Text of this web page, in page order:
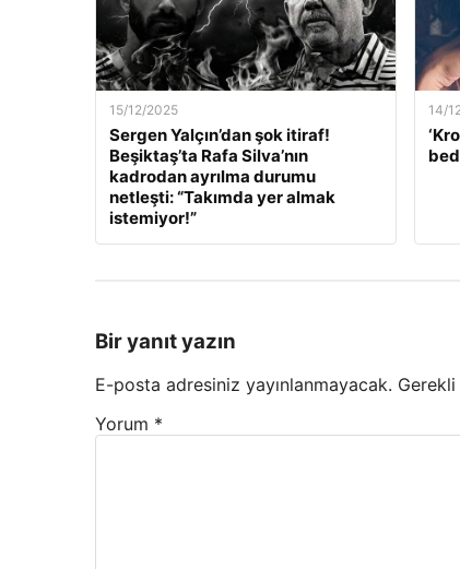
15/12/2025
Sergen Yalçın’dan şok itiraf!
Beşiktaş’ta Rafa Silva’nın
kadrodan ayrılma durumu
netleşti: “Takımda yer almak
istemiyor!”
14/
Bir yanıt yazın
E-posta adresiniz yayınlanmayacak.
Yorum *